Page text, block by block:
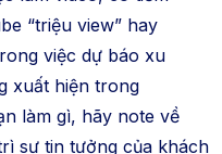
“triệu view” hay
việc dự báo xu
xuất hiện trong
làm gì, hãy note về
sự tin tưởng của khách